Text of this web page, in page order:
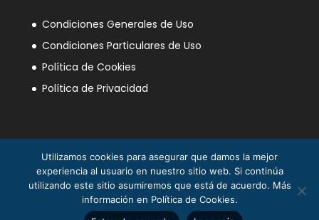
Condiciones Generales de Uso
Condiciones Particulares de Uso
Política de Cookies
Política de Privacidad
La Mili en el Sáhara ® Juan Piqueras 2003-2013
Utilizamos cookies para asegurar que damos la mejor
experiencia al usuario en nuestro sitio web. Si continúa
utilizando este sitio asumiremos que está de acuerdo. Más
información en Política de Cookies.